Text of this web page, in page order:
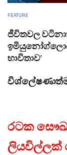
FEATURE
ජීවිතවල
භාවිතාව'
රටක
ලියවිල්ලක්